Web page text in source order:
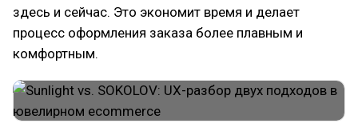
здесь и сейчас. Это экономит время и делает
процесс оформления заказа более плавным и
комфортным.